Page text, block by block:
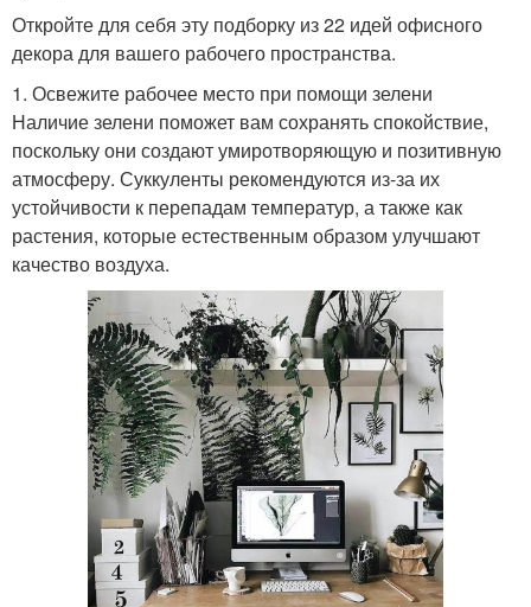
Откройте для себя эту подборку из 22 идей офисного
декора для вашего рабочего пространства.
1. Освежите рабочее место при помощи зелени
Наличие зелени поможет вам сохранять спокойствие,
поскольку они создают умиротворяющую и позитивную
атмосферу. Суккуленты рекомендуются из-за их
устойчивости к перепадам температур, а также как
растения, которые естественным образом улучшают
качество воздуха.